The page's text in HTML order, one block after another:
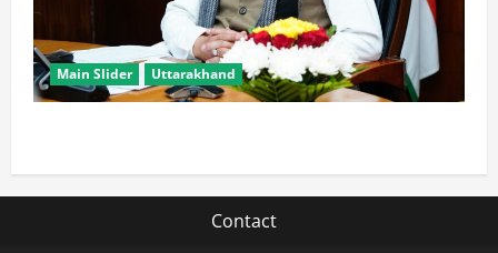
Main Slider Uttarakhand
Contact